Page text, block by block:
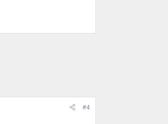
#4